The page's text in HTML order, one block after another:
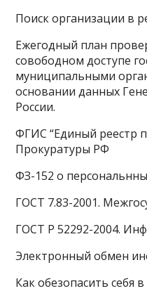
Поиск организации в
Ежегодный план
совободном доступе
муниципальными
основании данных
России.
ФГИС “Единый реестр
Прокуратуры РФ
ФЗ-152 о
ГОСТ 7.83-2001.
ГОСТ Р 52292-2004.
Электронный обмен
Как обезопасить себя